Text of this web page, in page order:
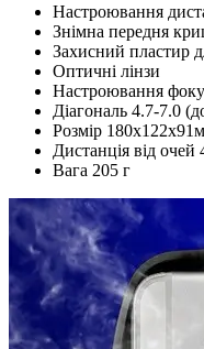
Настроювання
Знімна передня
Захисний пластир
Оптичні лінзи
Настроювання
Діагональ 4.7-7.0
Розмір
Дистанція від
Вага 205 г